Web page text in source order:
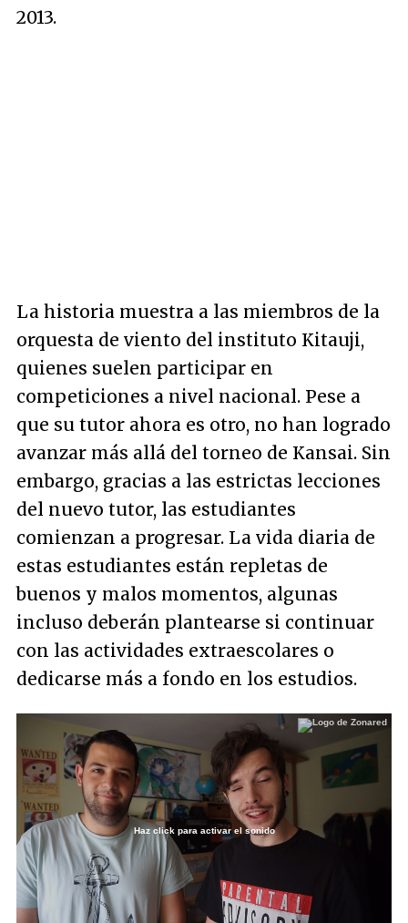
2013.
La historia muestra a las miembros de la
orquesta de viento del instituto Kitauji,
quienes suelen participar en
competiciones a nivel nacional. Pese a
que su tutor ahora es otro, no han logrado
avanzar más allá del torneo de Kansai. Sin
embargo, gracias a las estrictas lecciones
del nuevo tutor, las estudiantes
comienzan a progresar. La vida diaria de
estas estudiantes están repletas de
buenos y malos momentos, algunas
incluso deberán plantearse si continuar
con las actividades extraescolares o
dedicarse más a fondo en los estudios.
Unmute /
Loaded :
8.62%
Haz click para activar el sonido